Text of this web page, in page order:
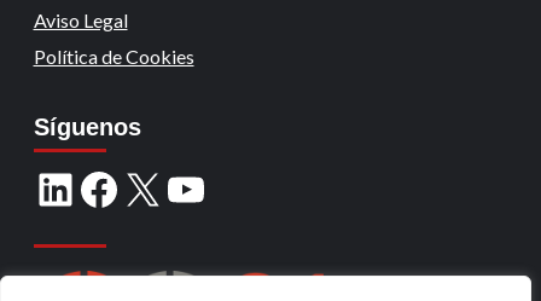
Aviso Legal
Política de Cookies
Síguenos